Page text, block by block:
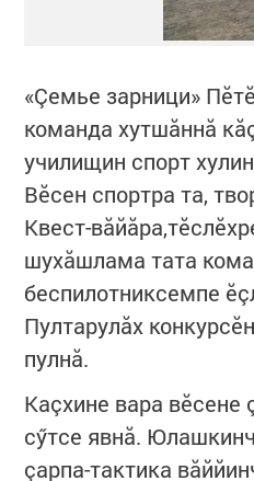
«Çемье зарници»
команда хутшăннă
училищин спорт
Вӗсен спортра та,
Квест-
шухăшлама тата
беспилотниксемпе
Пултарулăх
пулнă.
Каçхине вара вӗсене
сӳтсе явнă.
çарпа-тактика